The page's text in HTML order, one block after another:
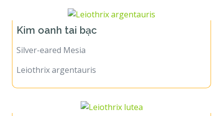
Kim oanh tai bạc
Silver-eared Mesia
Leiothrix argentauris